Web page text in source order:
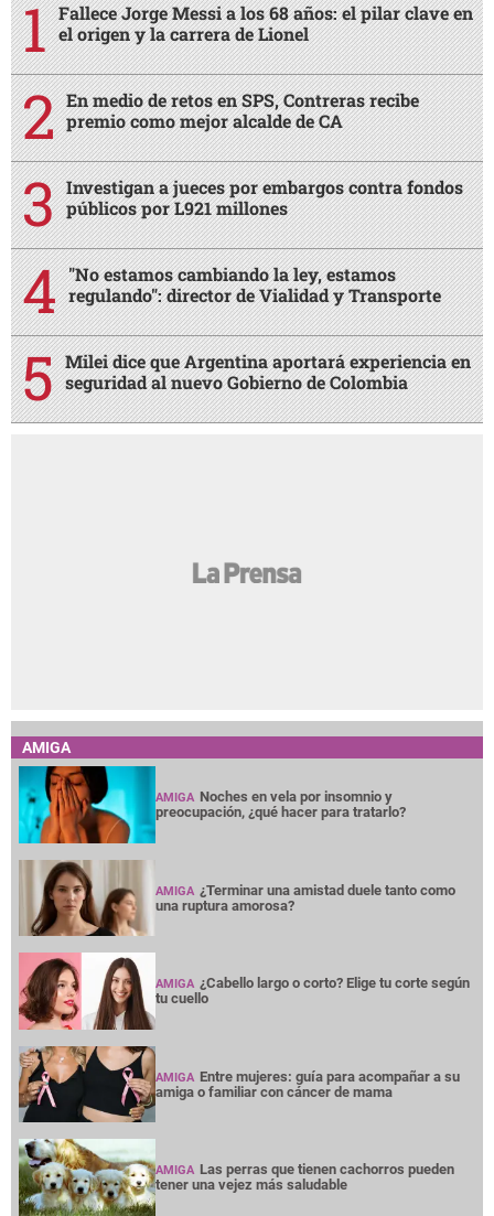
Fallece Jorge Messi a los 68 años: el pilar clave en
el origen y la carrera de Lionel
En medio de retos en SPS, Contreras recibe
premio como mejor alcalde de CA
Investigan a jueces por embargos contra fondos
públicos por L921 millones
"No estamos cambiando la ley, estamos
regulando": director de Vialidad y Transporte
Milei dice que Argentina aportará experiencia en
seguridad al nuevo Gobierno de Colombia
AMIGA
AMIGA Noches en vela por insomnio y
preocupación, ¿qué hacer para tratarlo?
AMIGA ¿Terminar una amistad duele tanto como
una ruptura amorosa?
AMIGA ¿Cabello largo o corto? Elige tu corte según
tu cuello
AMIGA Entre mujeres: guía para acompañar a su
amiga o familiar con cáncer de mama
AMIGA Las perras que tienen cachorros pueden
tener una vejez más saludable